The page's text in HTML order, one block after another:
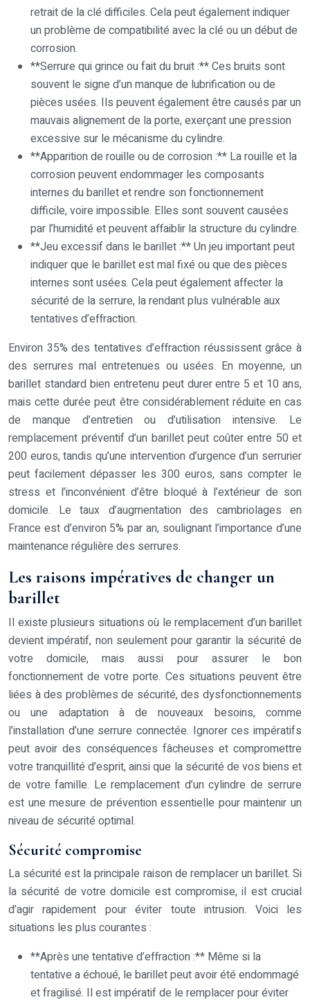
retrait de la clé difficiles. Cela peut également indiquer
un problème de compatibilité avec la clé ou un début de
corrosion.
**Serrure qui grince ou fait du bruit :** Ces bruits sont
souvent le signe d’un manque de lubrification ou de
pièces usées. Ils peuvent également être causés par un
mauvais alignement de la porte, exerçant une pression
excessive sur le mécanisme du cylindre.
**Apparition de rouille ou de corrosion :** La rouille et la
corrosion peuvent endommager les composants
internes du barillet et rendre son fonctionnement
difficile, voire impossible. Elles sont souvent causées
par l’humidité et peuvent affaiblir la structure du cylindre.
**Jeu excessif dans le barillet :** Un jeu important peut
indiquer que le barillet est mal fixé ou que des pièces
internes sont usées. Cela peut également affecter la
sécurité de la serrure, la rendant plus vulnérable aux
tentatives d’effraction.
Environ 35% des tentatives d’effraction réussissent grâce à
des serrures mal entretenues ou usées. En moyenne, un
barillet standard bien entretenu peut durer entre 5 et 10 ans,
mais cette durée peut être considérablement réduite en cas
de manque d’entretien ou d’utilisation intensive. Le
remplacement préventif d’un barillet peut coûter entre 50 et
200 euros, tandis qu’une intervention d’urgence d’un serrurier
peut facilement dépasser les 300 euros, sans compter le
stress et l’inconvénient d’être bloqué à l’extérieur de son
domicile. Le taux d’augmentation des cambriolages en
France est d’environ 5% par an, soulignant l’importance d’une
maintenance régulière des serrures.
Les raisons impératives de changer un
barillet
Il existe plusieurs situations où le remplacement d’un barillet
devient impératif, non seulement pour garantir la sécurité de
votre domicile, mais aussi pour assurer le bon
fonctionnement de votre porte. Ces situations peuvent être
liées à des problèmes de sécurité, des dysfonctionnements
ou une adaptation à de nouveaux besoins, comme
l’installation d’une serrure connectée. Ignorer ces impératifs
peut avoir des conséquences fâcheuses et compromettre
votre tranquillité d’esprit, ainsi que la sécurité de vos biens et
de votre famille. Le remplacement d’un cylindre de serrure
est une mesure de prévention essentielle pour maintenir un
niveau de sécurité optimal.
Sécurité compromise
La sécurité est la principale raison de remplacer un barillet. Si
la sécurité de votre domicile est compromise, il est crucial
d’agir rapidement pour éviter toute intrusion. Voici les
situations les plus courantes :
**Après une tentative d’effraction :** Même si la
tentative a échoué, le barillet peut avoir été endommagé
et fragilisé. Il est impératif de le remplacer pour éviter